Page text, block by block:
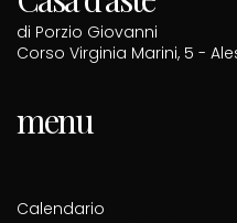
di Porzio Giovanni
Corso Virginia Marini, 5 -
menu
Calendario